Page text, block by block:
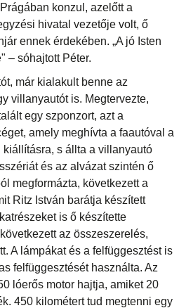
konzul, azelőtt a
hivatal vezetője volt, ő
ennek érdekében. „A jó Isten
– sóhajtott Péter.
már kialakult benne az
villanyautót is. Megtervezte,
egy szponzort, azt a
amely meghívta a faautóval a
s állta a villanyautó
és az alvázat szintén ő
megformázta, következett a
Ritz István barátja készített
is ő készítette
az összeszerelés,
A lámpákat és a felfüggesztést is
felfüggesztését használta. Az
lóerős motor hajtja, amiket 20
450 kilométert tud megtenni egy